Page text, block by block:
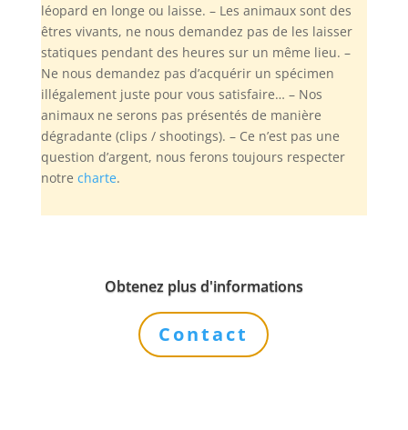
léopard en longe ou laisse. – Les animaux sont des
êtres vivants, ne nous demandez pas de les laisser
statiques pendant des heures sur un même lieu. –
Ne nous demandez pas d’acquérir un spécimen
illégalement juste pour vous satisfaire… – Nos
animaux ne serons pas présentés de manière
dégradante (clips / shootings). – Ce n’est pas une
question d’argent, nous ferons toujours respecter
notre charte.
Obtenez plus d'informations
Contact